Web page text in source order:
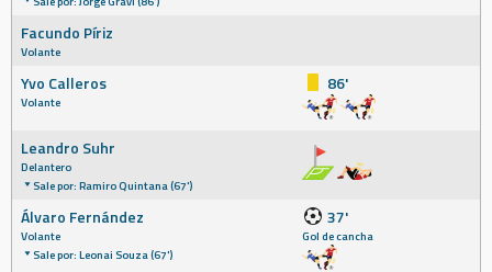
Facundo Píriz
Volante
Yvo Calleros
Volante
86'
Leandro Suhr
Delantero
Sale por: Ramiro Quintana (67')
Álvaro Fernández
Volante
Sale por: Leonai Souza (67')
37'
Gol de cancha